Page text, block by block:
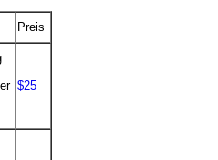
Preis
$25